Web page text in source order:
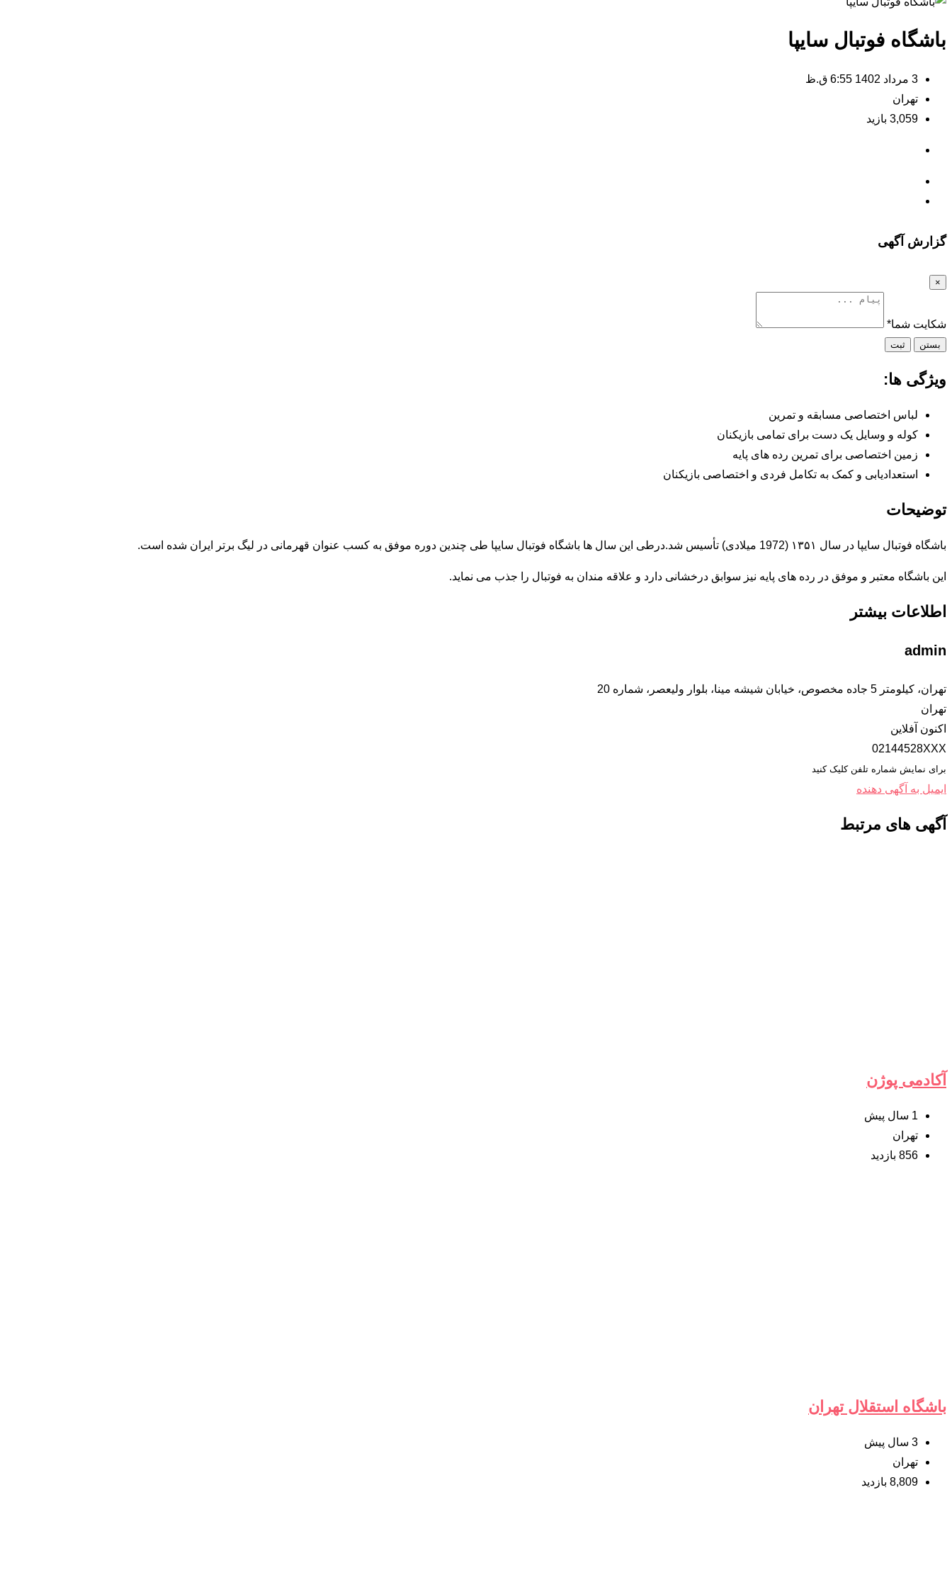
باشگاه فوتبال سایپا
3 مرداد 1402 6:55 ق.ظ
تهران
3,059 بازید
گزارش آگهی
×
شکایت شما*
بستن ثبت
ویژگی ها:
لباس اختصاصی مسابقه و تمرین
کوله و وسایل یک دست برای تمامی بازیکنان
زمین اختصاصی برای تمرین رده های پایه
استعدادیابی و کمک به تکامل فردی و اختصاصی بازیکنان
توضیحات
باشگاه فوتبال سایپا در سال ۱۳۵۱ (1972 میلادی) تأسیس شد.درطی این سال ها باشگاه فوتبال سایپا طی چندین دوره موفق به کسب عنوان قهرمانی در لیگ برتر ایران شده است.
این باشگاه معتبر و موفق در رده های پایه نیز سوابق درخشانی دارد و علاقه مندان به فوتبال را جذب می نماید.
اطلاعات بیشتر
admin
تهران، کيلومتر 5 جاده مخصوص، خيابان شيشه مينا، بلوار ولیعصر، شماره 20
تهران
اکنون آفلاین
02144528XXX
برای نمایش شماره تلفن کلیک کنید
ایمیل به آگهی دهنده
آگهی های مرتبط
آکادمی پوژن
1 سال پیش
تهران
856 بازدید
باشگاه استقلال تهران
3 سال پیش
تهران
8,809 بازدید